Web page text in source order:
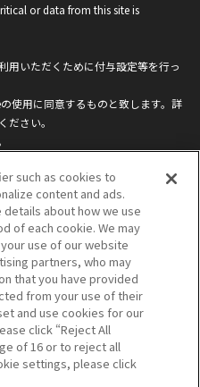
or data from this site is
いただくために付与設定等を行っ
使用に同意するものと致します。詳
ださい。
Do Not Sell or Share My
Personal Information
ソーシャルメディアポリシー
お問い合わせ
such as cookies to
content and ads.
about how we use
of each cookie. We may
use of our website
partners, who may
that you have provided
from your use of their
and use cookies for our
click “Reject All
of 16 or to reject all
settings, please click